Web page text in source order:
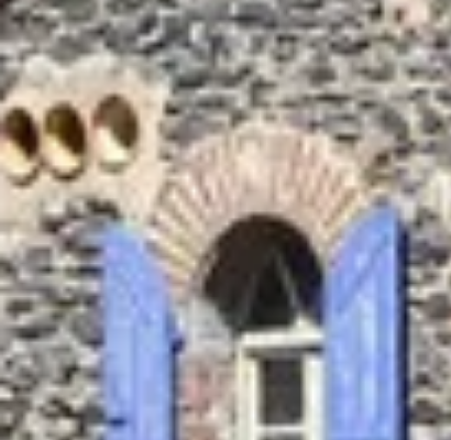
Wijnproeverij & wijnhuizen Provence
Wijnproeverij & wijnhuizen Savoie
Wijnproeverij & wijnhuizen Rhone
Wijnproeverij & wijnhuizen Zuidwest Frankrijk
Champagne Ayala
Champagne Canard Duchêne
Champagne Devaux
Champagne Lanson
Champagne Mercier
Champagne Moët et Chandon
Champagne Mumm